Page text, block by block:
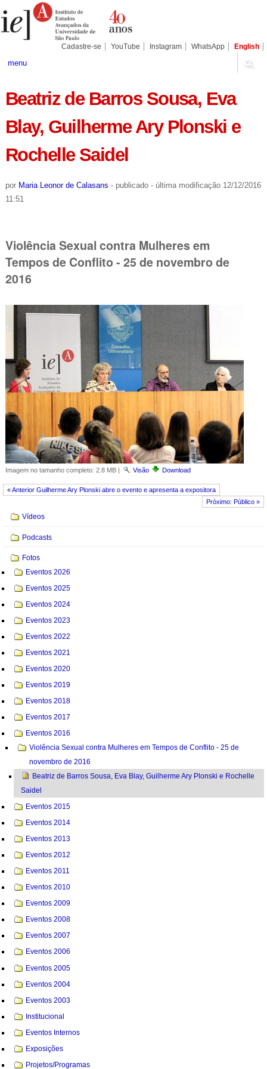
para
conteúdo.
Pessoais
Cadastre-se YouTube Instagram WhatsApp English
menu
Beatriz de Barros Sousa, Eva
Blay, Guilherme Ary Plonski e
Rochelle Saidel
por Maria Leonor de Calasans - publicado - última modificação12/12/2016
11:51
Violência Sexual contra Mulheres em
Tempos de Conflito - 25 de novembro de
2016
Imagem no tamanho completo: 2.8 MB| Visão Download
« Anterior Guilherme Ary Plonski abre o evento e apresenta a expositora
Próximo: Público »
Navegação
Vídeos
Podcasts
Fotos
Eventos 2026
Eventos 2025
Eventos 2024
Eventos 2023
Eventos 2022
Eventos 2021
Eventos 2020
Eventos 2019
Eventos 2018
Eventos 2017
Eventos 2016
Violência Sexual contra Mulheres em Tempos de Conflito - 25 de
novembro de 2016
Beatriz de Barros Sousa, Eva Blay, Guilherme Ary Plonski e Rochelle
Saidel
Eventos 2015
Eventos 2014
Eventos 2013
Eventos 2012
Eventos 2011
Eventos 2010
Eventos 2009
Eventos 2008
Eventos 2007
Eventos 2006
Eventos 2005
Eventos 2004
Eventos 2003
Institucional
Eventos Internos
Exposições
Projetos/Programas